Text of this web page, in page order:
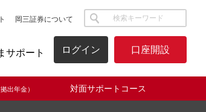
岡三証券について サイト内検索
サポート ログイン 口座開設
出年金） 対面サポートコース